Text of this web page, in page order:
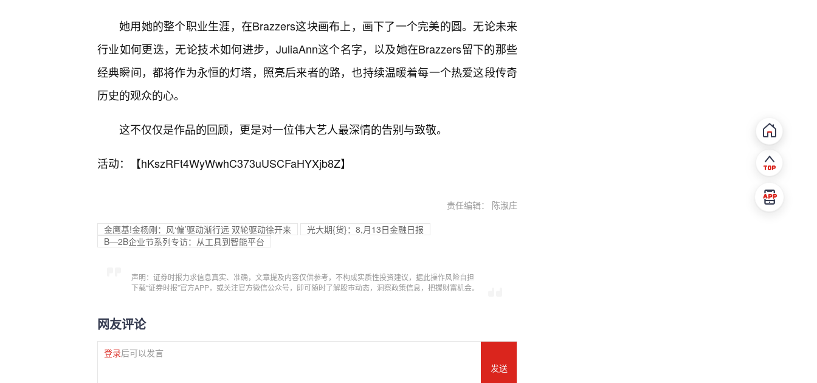
她用她的整个职业生涯，在Brazzers这块画布上，画下了一个完美的圆。无论未来
行业如何更迭，无论技术如何进步，JuliaAnn这个名字，以及她在Brazzers留下的那些
经典瞬间，都将作为永恒的灯塔，照亮后来者的路，也持续温暖着每一个热爱这段传奇
历史的观众的心。
这不仅仅是作品的回顾，更是对一位伟大艺人最深情的告别与致敬。
活动：【hKszRFt4WyWwhC373uUSCFaHYXjb8Z】
责任编辑： 陈淑庄
金鹰基!金杨刚：风‘偏’驱动渐行远 双轮驱动徐开来
光大期{货}：8,月13日金融日报
B—2B企业节系列专访：从工具到智能平台
声明：证券时报力求信息真实、准确，文章提及内容仅供参考，不构成实质性投资建议，据此操作风险自担
下载“证券时报”官方APP，或关注官方微信公众号，即可随时了解股市动态，洞察政策信息，把握财富机会。
网友评论
登录后可以发言
发送